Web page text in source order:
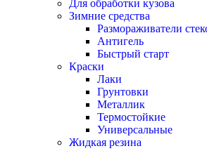
Для обработки кузова
Зимние средства
Размораживатели
Антигель
Быстрый старт
Краски
Лаки
Грунтовки
Металлик
Термостойкие
Универсальные
Жидкая резина